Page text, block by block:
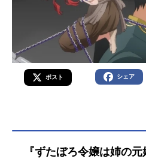
ポスト シェア
『ずたぼろ令嬢は姉の